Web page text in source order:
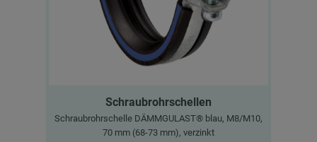
Schraubrohrschellen
Schraubrohrschelle DÄMMGULAST® blau, M8/M10,
70 mm (68-73 mm), verzinkt